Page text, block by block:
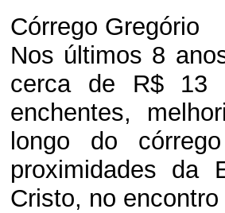
Córrego Gregório
Nos últimos 8
cerca de R$ 13
enchentes,
longo do
proximidades da
Cristo, no